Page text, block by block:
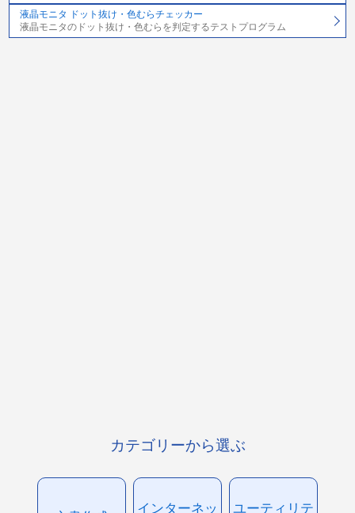
液晶モニタ ドット抜け・色むらチェッカー
液晶モニタのドット抜け・色むらを判定するテストプログラム
カテゴリーから選ぶ
インターネッ
ユーティリテ